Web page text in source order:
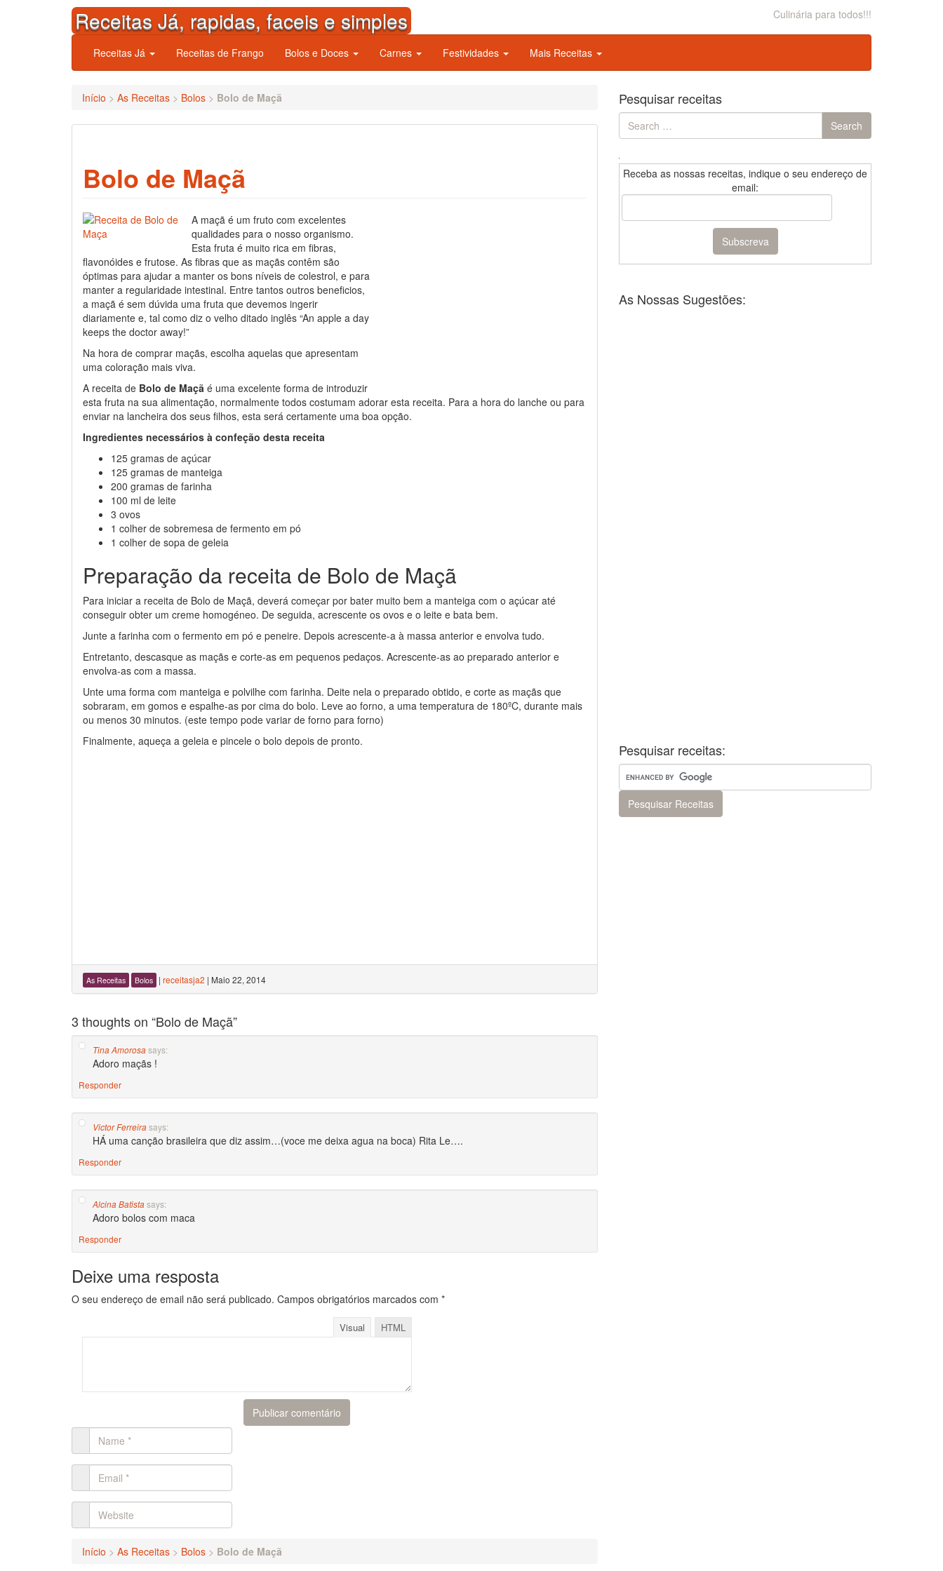
Receitas Já, rapidas, faceis e simples Culinária para todos!!!
Receitas Já Receitas de Frango Bolos e Doces Carnes Festividades Mais Receitas
Início > As Receitas > Bolos > Bolo de Maçã
Bolo de Maçã
A maçã é um fruto com excelentes
qualidades para o nosso organismo.
Esta fruta é muito rica em fibras,
flavonóides e frutose. As fibras que as maçãs contêm são
óptimas para ajudar a manter os bons níveis de colestrol, e para
manter a regularidade intestinal. Entre tantos outros beneficios,
a maçã é sem dúvida uma fruta que devemos ingerir
diariamente e, tal como diz o velho ditado inglês “An apple a day
keeps the doctor away!”
Na hora de comprar maçãs, escolha aquelas que apresentam
uma coloração mais viva.
A receita de Bolo de Maçã é uma excelente forma de introduzir
esta fruta na sua alimentação, normalmente todos costumam adorar esta receita. Para a hora do lanche ou para
enviar na lancheira dos seus filhos, esta será certamente uma boa opção.
Ingredientes necessários à confeção desta receita
125 gramas de açúcar
125 gramas de manteiga
200 gramas de farinha
100 ml de leite
3 ovos
1 colher de sobremesa de fermento em pó
1 colher de sopa de geleia
Preparação da receita de Bolo de Maçã
Para iniciar a receita de Bolo de Maçã, deverá começar por bater muito bem a manteiga com o açúcar até
conseguir obter um creme homogéneo. De seguida, acrescente os ovos e o leite e bata bem.
Junte a farinha com o fermento em pó e peneire. Depois acrescente-a à massa anterior e envolva tudo.
Entretanto, descasque as maçãs e corte-as em pequenos pedaços. Acrescente-as ao preparado anterior e
envolva-as com a massa.
Unte uma forma com manteiga e polvilhe com farinha. Deite nela o preparado obtido, e corte as maçãs que
sobraram, em gomos e espalhe-as por cima do bolo. Leve ao forno, a uma temperatura de 180ºC, durante mais
ou menos 30 minutos. (este tempo pode variar de forno para forno)
Finalmente, aqueça a geleia e pincele o bolo depois de pronto.
As Receitas Bolos | receitasja2 | Maio 22, 2014
3 thoughts on “Bolo de Maçã”
Tina Amorosasays:
Adoro maçãs !
Responder
Victor Ferreirasays:
HÁ uma canção brasileira que diz assim…(voce me deixa agua na boca) Rita Le….
Responder
Alcina Batistasays:
Adoro bolos com maca
Responder
Deixe uma resposta
O seu endereço de email não será publicado. Campos obrigatórios marcados com *
Visual HTML
Início > As Receitas > Bolos > Bolo de Maçã
Pesquisar receitas
Search
for:
Search
Receba as nossas receitas, indique o seu endereço de
email:
As Nossas Sugestões:
Pesquisar receitas: